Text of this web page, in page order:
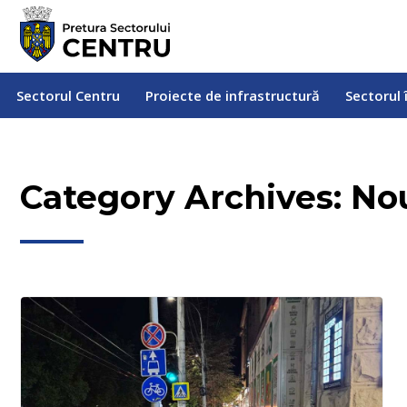
Sectorul Centru Proiecte de infrastructură Sectorul
Category Archives:
Sectorul Centru Proiecte de infrastructură